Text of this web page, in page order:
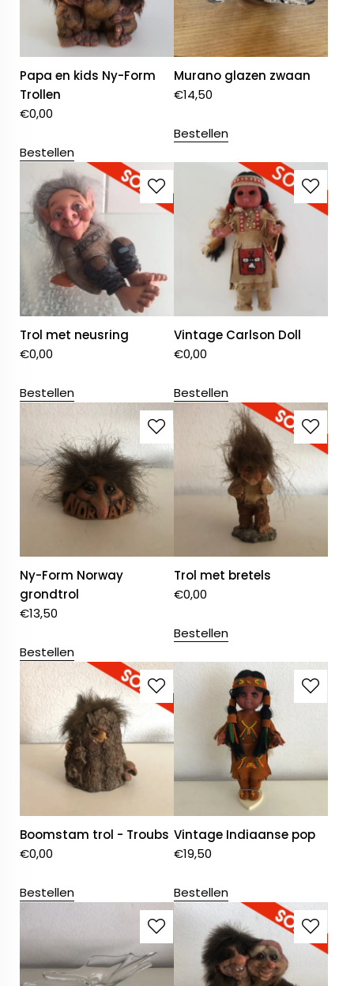
Papa en kids Ny-Form
Trollen
€0,00
Bestellen
Murano glazen zwaan
€14,50
Bestellen
Trol met neusring
€0,00
Bestellen
Vintage Carlson Doll
€0,00
Bestellen
Ny-Form Norway
grondtrol
€13,50
Bestellen
Trol met bretels
€0,00
Bestellen
Boomstam trol - Troubs
€0,00
Bestellen
Vintage Indiaanse pop
€19,50
Bestellen